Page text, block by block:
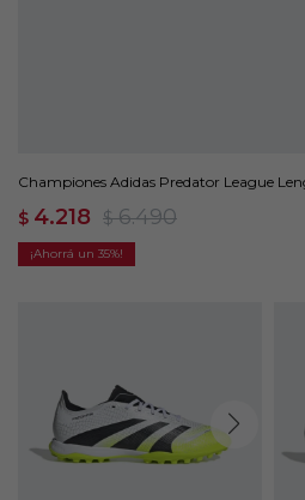
Championes Adidas Predator League
$ 4.218 $ 6.490
35